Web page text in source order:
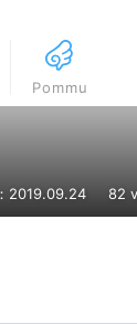
Pommu
2019.09.24 82